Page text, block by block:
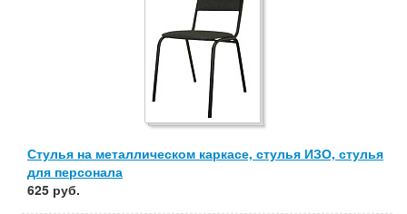
Применить Сбросить фильтр
Стулья на металлическом каркасе, стулья ИЗО, стулья
для персонала
625 руб.